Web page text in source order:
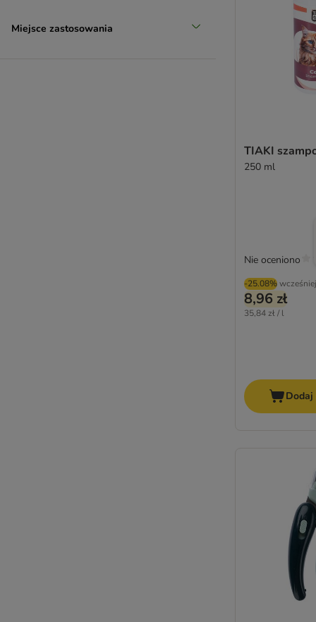
Miejsce zastosowania
TIAKI
250 ml
-25.08%wcześniej
8,96 zł
35,84 zł / l
Nie oceniono
Dodaj